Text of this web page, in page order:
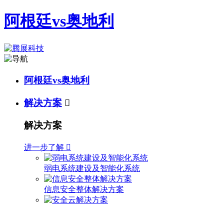
阿根廷vs奥地利
阿根廷vs奥地利
解决方案 
解决方案
进一步了解 
弱电系统建设及智能化系统
信息安全整体解决方案